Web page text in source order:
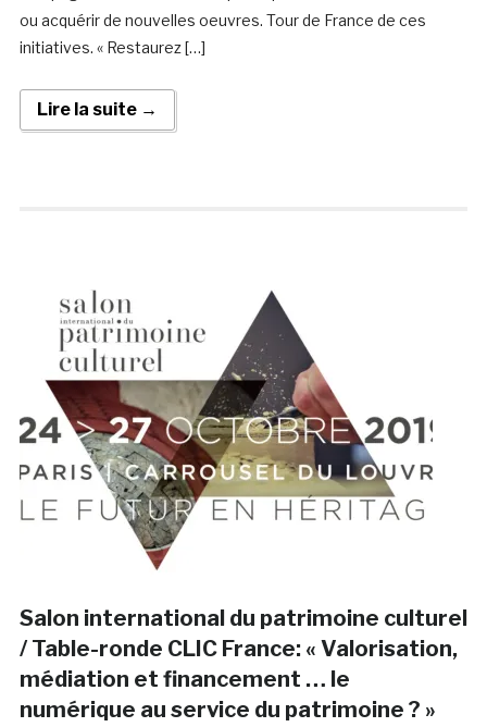
ou acquérir de nouvelles oeuvres. Tour de France de ces
initiatives. « Restaurez […]
Lire la suite →
Salon international du patrimoine culturel
/ Table-ronde CLIC France: « Valorisation,
médiation et financement … le
numérique au service du patrimoine ? »